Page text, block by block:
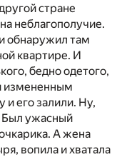
стране
неблагополучие.
обнаружил там
квартире. И
бедно одетого,
измененным
и его залили. Ну,
Был ужасный
А жена
вопила и хватала